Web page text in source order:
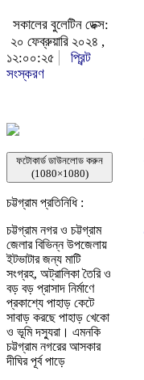
সকালের বুলেটিন ডেক্স:
২০ ফেব্রুয়ারি ২০২৪ ,
১২:০০:২৫
প্রিন্ট
সংস্করণ
ফটোকার্ড ডাউনলোড করুন
(1080×1080)
চট্টগ্রাম প্রতিনিধি :
চট্টগ্রাম নগর ও চট্টগ্রাম
জেলার বিভিন্ন উপজেলায়
ইটভাটার জন্য মাটি
সংগ্রহ, অট্রালিকা তৈরি ও
বড় বড় প্রাসাদ নির্মাণে
প্রকাশ্যে পাহাড় কেটে
সাবাড় করছে পাহাড় খেকো
ও ভূমি দস্যুরা। এমনকি
চট্টগ্রাম নগরের আসকার
দীঘির পূর্ব পাড়ে